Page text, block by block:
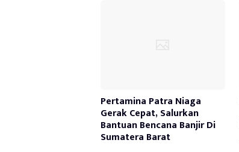
Pertamina Patra Niaga
Gerak Cepat, Salurkan
Bantuan Bencana Banjir Di
Sumatera Barat